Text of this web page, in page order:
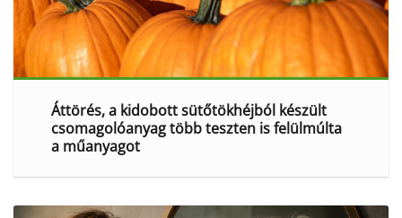
Áttörés, a kidobott sütőtökhéjból készült
csomagolóanyag több teszten is felülmúlta
a műanyagot